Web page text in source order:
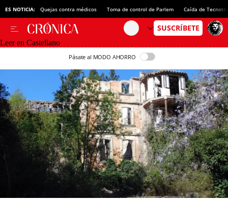
ES NOTICIA: Quejas contra médicos Toma de control de Parlem Caída de
Leer en Castellano
Pásate al MODO AHORRO